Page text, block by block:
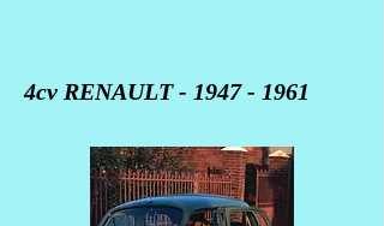
4cv RENAULT - 1947 - 1961